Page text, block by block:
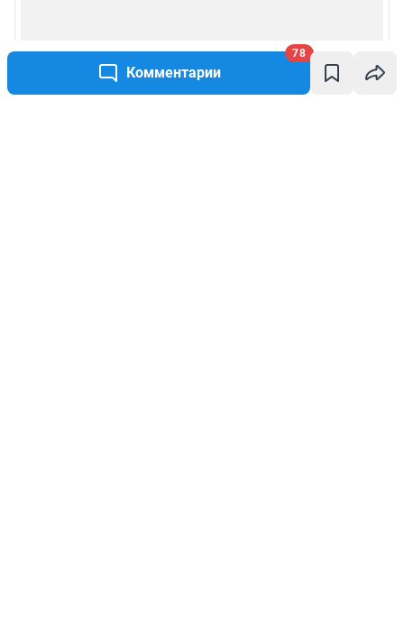
Комментарии
78